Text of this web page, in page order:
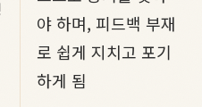
야 하며, 피드백 부재
로 쉽게 지치고 포기
하게 됨